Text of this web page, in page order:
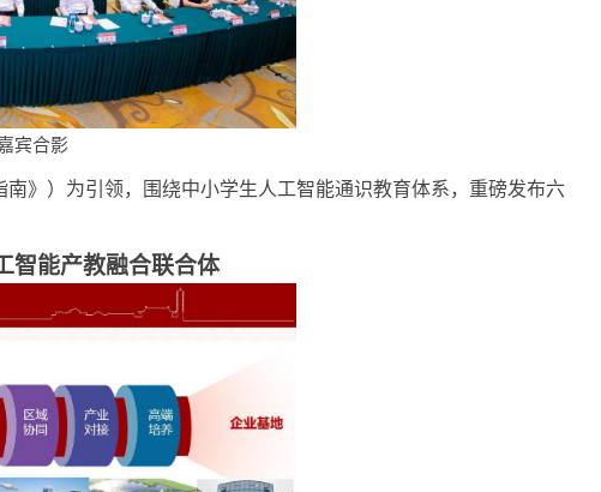
宾合影
》）为引领，围绕中小学生人工智能通识教育体系，重磅发布六
智能产教融合联合体